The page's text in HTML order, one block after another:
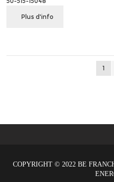
Plus d'info
1
COPYRIGHT © 2022 BE